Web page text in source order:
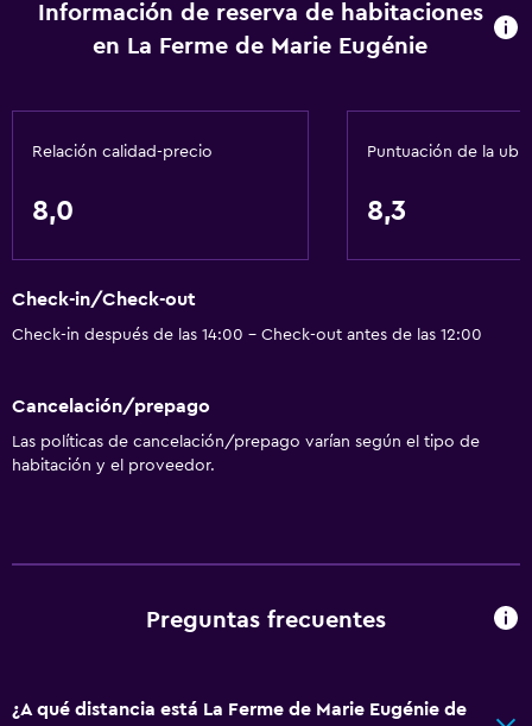
Información de reserva de habitaciones
en La Ferme de Marie Eugénie
Relación calidad-precio
8,0
Puntuación de la
8,3
Check-in/Check-out
Check-in después de las 14:00 - Check-out antes de las 12:00
Cancelación/prepago
Las políticas de cancelación/prepago varían según el tipo de
habitación y el proveedor.
Preguntas frecuentes
¿A qué distancia está La Ferme de Marie Eugénie de